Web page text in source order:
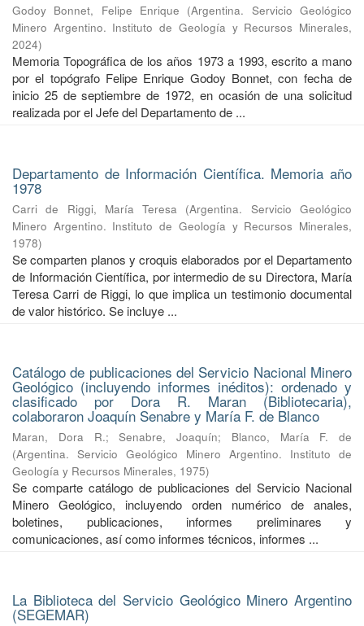
Godoy Bonnet, Felipe Enrique (Argentina. Servicio Geológico
Minero Argentino. Instituto de Geología y Recursos Minerales,
2024)
Memoria Topográfica de los años 1973 a 1993, escrito a mano
por el topógrafo Felipe Enrique Godoy Bonnet, con fecha de
inicio 25 de septiembre de 1972, en ocasión de una solicitud
realizada por el Jefe del Departamento de ...
Departamento de Información Científica. Memoria año
1978
Carri de Riggi, María Teresa (Argentina. Servicio Geológico
Minero Argentino. Instituto de Geología y Recursos Minerales,
1978)
Se comparten planos y croquis elaborados por el Departamento
de Información Científica, por intermedio de su Directora, María
Teresa Carri de Riggi, lo que implica un testimonio documental
de valor histórico. Se incluye ...
Catálogo de publicaciones del Servicio Nacional Minero
Geológico (incluyendo informes inéditos): ordenado y
clasificado por Dora R. Maran (Bibliotecaria),
colaboraron Joaquín Senabre y María F. de Blanco
Maran, Dora R.;Senabre, Joaquín; Blanco, María F. de
(Argentina. Servicio Geológico Minero Argentino. Instituto de
Geología y Recursos Minerales, 1975)
Se comparte catálogo de publicaciones del Servicio Nacional
Minero Geológico, incluyendo orden numérico de anales,
boletines, publicaciones, informes preliminares y
comunicaciones, así como informes técnicos, informes ...
La Biblioteca del Servicio Geológico Minero Argentino
(SEGEMAR)